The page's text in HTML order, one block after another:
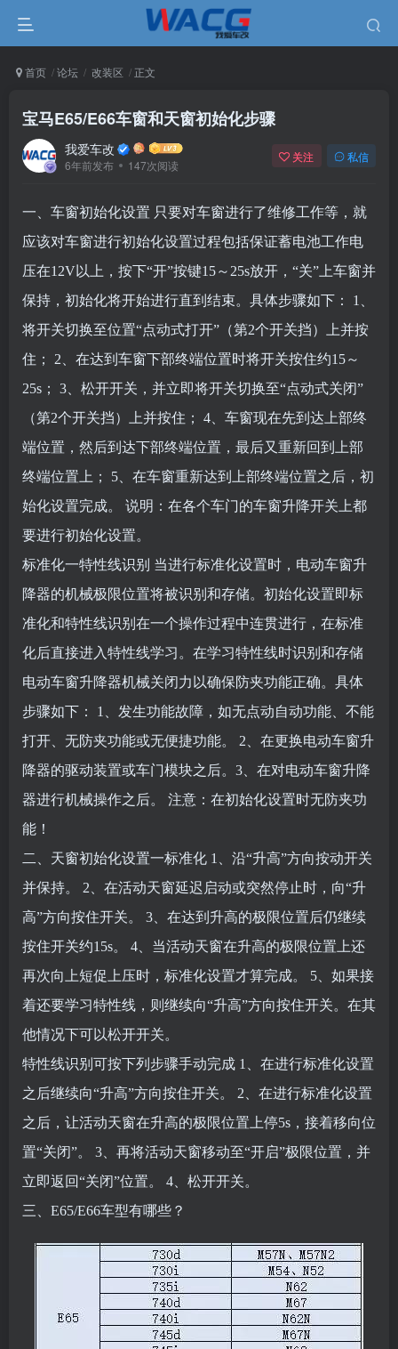
首页 论坛 改装区 正文
宝马E65/E66车窗和天窗初始化步骤
我爱车改
6年前发布 147次阅读
关注 私信
一、车窗初始化设置 只要对车窗进行了维修工作等，就
应该对车窗进行初始化设置过程包括保证蓄电池工作电
压在12V以上，按下“开”按键15～25s放开，“关”上车窗并
保持，初始化将开始进行直到结束。具体步骤如下： 1、
将开关切换至位置“点动式打开”（第2个开关挡）上并按
住； 2、在达到车窗下部终端位置时将开关按住约15～
25s； 3、松开开关，并立即将开关切换至“点动式关闭”
（第2个开关挡）上并按住； 4、车窗现在先到达上部终
端位置，然后到达下部终端位置，最后又重新回到上部
终端位置上； 5、在车窗重新达到上部终端位置之后，初
始化设置完成。 说明：在各个车门的车窗升降开关上都
要进行初始化设置。
标准化一特性线识别 当进行标准化设置时，电动车窗升
降器的机械极限位置将被识别和存储。初始化设置即标
准化和特性线识别在一个操作过程中连贯进行，在标准
化后直接进入特性线学习。在学习特性线时识别和存储
电动车窗升降器机械关闭力以确保防夹功能正确。具体
步骤如下： 1、发生功能故障，如无点动自动功能、不能
打开、无防夹功能或无便捷功能。 2、在更换电动车窗升
降器的驱动装置或车门模块之后。 3、在对电动车窗升降
器进行机械操作之后。 注意：在初始化设置时无防夹功
能！
二、天窗初始化设置一标准化 1、沿“升高”方向按动开关
并保持。 2、在活动天窗延迟启动或突然停止时，向“升
高”方向按住开关。 3、在达到升高的极限位置后仍继续
按住开关约15s。 4、当活动天窗在升高的极限位置上还
再次向上短促上压时，标准化设置才算完成。 5、如果接
着还要学习特性线，则继续向“升高”方向按住开关。在其
他情况下可以松开开关。
特性线识别可按下列步骤手动完成 1、在进行标准化设置
之后继续向“升高”方向按住开关。 2、在进行标准化设置
之后，让活动天窗在升高的极限位置上停5s，接着移向位
置“关闭”。 3、再将活动天窗移动至“开启”极限位置，并
立即返回“关闭”位置。 4、松开开关。
三、E65/E66车型有哪些？